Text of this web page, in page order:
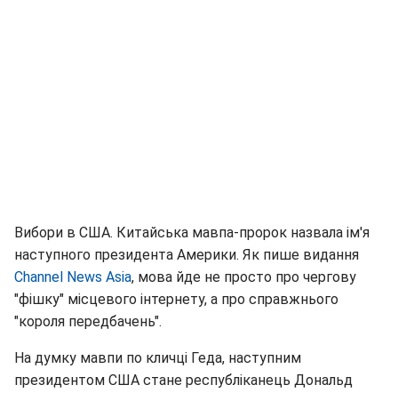
Вибори в США. Китайська мавпа-пророк назвала ім'я
наступного президента Америки. Як пише видання
Channel News Asia, мова йде не просто про чергову
"фішку" місцевого інтернету, а про справжнього
"короля передбачень".
На думку мавпи по кличці Геда, наступним
президентом США стане республіканець Дональд